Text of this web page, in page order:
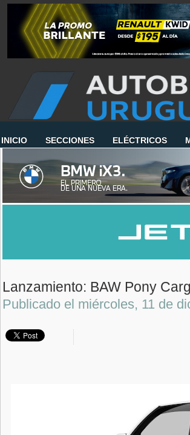
INICIO SECCIONES ELÉCTRICOS
Lanzamiento: BAW Pony
Publicado el miércoles, 11 de